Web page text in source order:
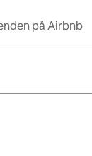
på Airbnb
kan du